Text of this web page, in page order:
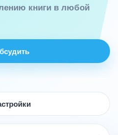
книги в любой